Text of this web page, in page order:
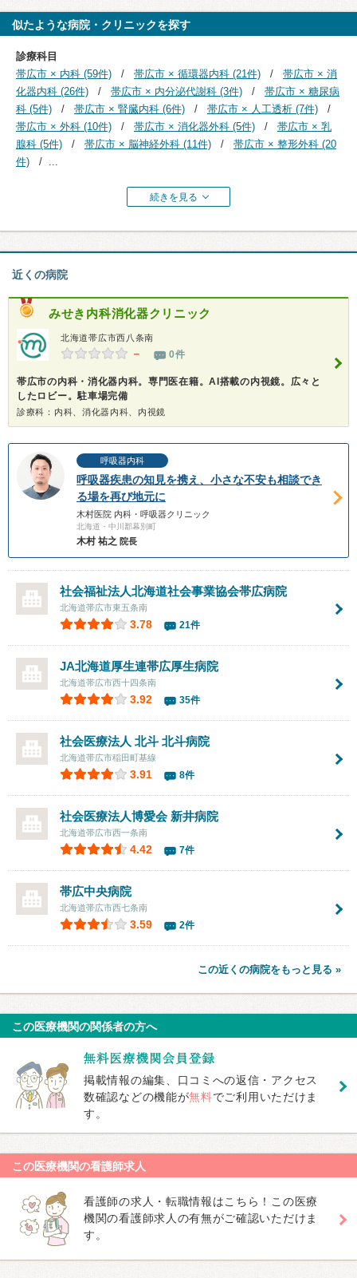
似たような病院・クリニックを探す
診療科目
帯広市 × 内科 (59件)
帯広市 × 循環器内科 (21件)
帯広市 × 消
化器内科 (26件)
帯広市 × 内分泌代謝科 (3件)
帯広市 × 糖尿病
科 (5件)
帯広市 × 腎臓内科 (6件)
帯広市 × 人工透析 (7件)
帯広市 × 外科 (10件)
帯広市 × 消化器外科 (5件)
帯広市 × 乳
腺科 (5件)
帯広市 × 脳神経外科 (11件)
帯広市 × 整形外科 (20
件)
...
続きを見る
近くの病院
みせき内科消化器クリニック
北海道帯広市西八条南
－ 0件
帯広市の内科・消化器内科。専門医在籍。AI搭載の内視鏡。広々と
したロビー。駐車場完備
診療科：内科、消化器内科、内視鏡
呼吸器内科
呼吸器疾患の知見を携え、小さな不安も相談でき
る場を再び地元に
木村医院 内科・呼吸器クリニック
北海道・中川郡幕別町
木村 祐之 院長
社会福祉法人北海道社会事業協会帯広病院
北海道帯広市東五条南
3.78 21件
JA北海道厚生連帯広厚生病院
北海道帯広市西十四条南
3.92 35件
社会医療法人 北斗 北斗病院
北海道帯広市稲田町基線
3.91 8件
社会医療法人博愛会 新井病院
北海道帯広市西一条南
4.42 7件
帯広中央病院
北海道帯広市西七条南
3.59 2件
この近くの病院をもっと見る »
この医療機関の関係者の方へ
掲載情報の編集、口コミへの返信・アクセス
数確認などの機能が無料でご利用いただけま
す。
この医療機関の看護師求人
看護師の求人・転職情報はこちら！この医療
機関の看護師求人の有無がご確認いただけま
す。